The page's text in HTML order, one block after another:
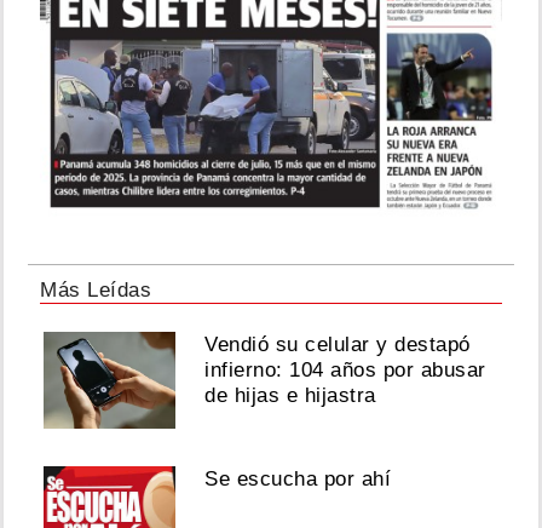
Más Leídas
Vendió su celular y destapó
infierno: 104 años por abusar
de hijas e hijastra
Se escucha por ahí